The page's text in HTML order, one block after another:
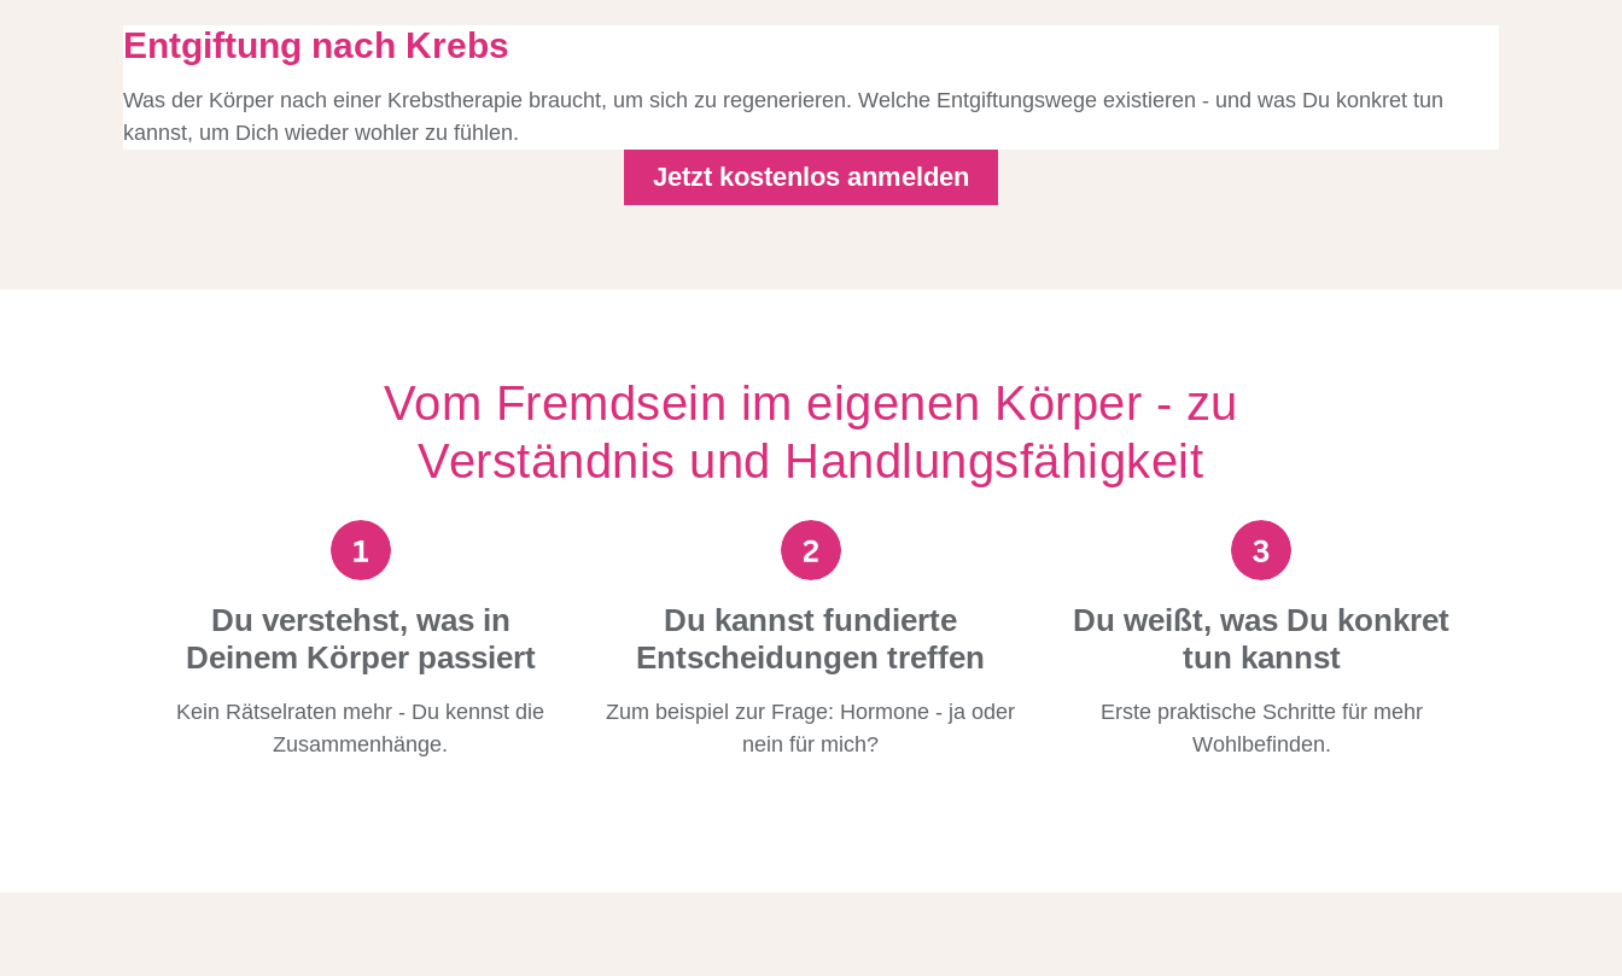
Entgiftung nach Krebs
Was der Körper nach einer Krebstherapie braucht, um sich zu regenerieren. Welche Entgiftungswege existieren - und was Du konkret tun
kannst, um Dich wieder wohler zu fühlen.
Jetzt kostenlos anmelden
Vom Fremdsein im eigenen Körper - zu
Verständnis und Handlungsfähigkeit
Du verstehst, was in
Deinem Körper passiert
Kein Rätselraten mehr - Du kennst die
Zusammenhänge.
Du kannst fundierte
Entscheidungen treffen
Zum beispiel zur Frage: Hormone - ja oder
nein für mich?
Du weißt, was Du konkret
tun kannst
Erste praktische Schritte für mehr
Wohlbefinden.